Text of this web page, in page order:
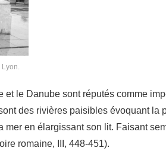
Lyon.
et le Danube sont réputés comme
des rivières paisibles évoquant
en élargissant son lit. Faisant
romaine, III, 448-451).